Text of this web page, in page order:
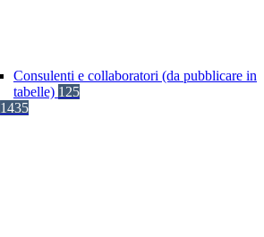
Consulenti e collaboratori (da pubblicare in
tabelle) 125
1435